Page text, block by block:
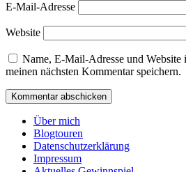
E-Mail-Adresse
Website
Name, E-Mail-Adresse und Website
meinen nächsten Kommentar speichern.
Über mich
Blogtouren
Datenschutzerklärung
Impressum